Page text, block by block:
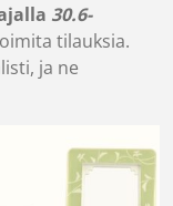
30.6-
tilauksia.
ja ne